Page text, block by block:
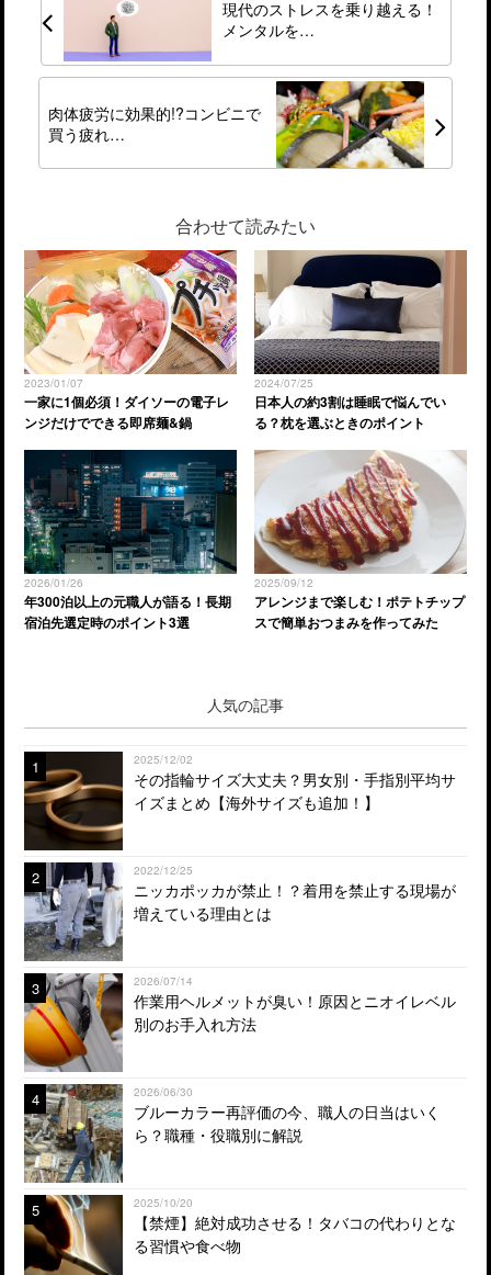
現代のストレスを乗り越える！
メンタルを…
肉体疲労に効果的!?コンビニで
買う疲れ…
合わせて読みたい
2023/01/07
一家に1個必須！ダイソーの電子レ
ンジだけでできる即席麺&鍋
2024/07/25
日本人の約3割は睡眠で悩んでい
る？枕を選ぶときのポイント
2026/01/26
年300泊以上の元職人が語る！長期
宿泊先選定時のポイント3選
2025/09/12
アレンジまで楽しむ！ポテトチップ
スで簡単おつまみを作ってみた
人気の記事
1 2025/12/02
その指輪サイズ大丈夫？男女別・手指別平均サ
イズまとめ【海外サイズも追加！】
2 2022/12/25
ニッカポッカが禁止！？着用を禁止する現場が
増えている理由とは
3 2026/07/14
作業用ヘルメットが臭い！原因とニオイレベル
別のお手入れ方法
4 2026/06/30
ブルーカラー再評価の今、職人の日当はいく
ら？職種・役職別に解説
5 2025/10/20
【禁煙】絶対成功させる！タバコの代わりとな
る習慣や食べ物